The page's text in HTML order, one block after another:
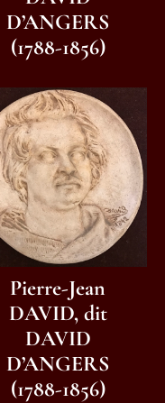
D’ANGERS
(1788-1856)
Pierre-Jean
DAVID, dit
DAVID
D’ANGERS
(1788-1856)